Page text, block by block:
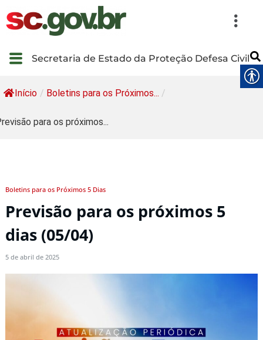
Secretaria de Estado da Proteção Defesa Civil
Início / Boletins para os Próximos... /
para os próximos...
Boletins para os Próximos 5 Dias
Previsão para os próximos 5
dias (05/04)
5 de abril de 2025